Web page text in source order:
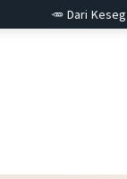
🥕 Dari